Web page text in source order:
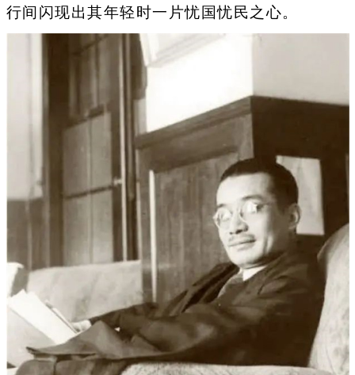
行间闪现出其年轻时一片忧国忧民之心。